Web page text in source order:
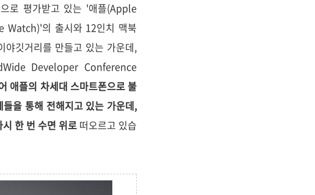
로 평가받고 있는 '애플(Apple
Watch)'의 출시와 12인치 맥북
깃거리를 만들고 있는 가운데,
Developer Conference
애플의 차세대 스마트폰으로 불
을 통해 전해지고 있는 가운데,
한 번 수면 위로 떠오르고 있습